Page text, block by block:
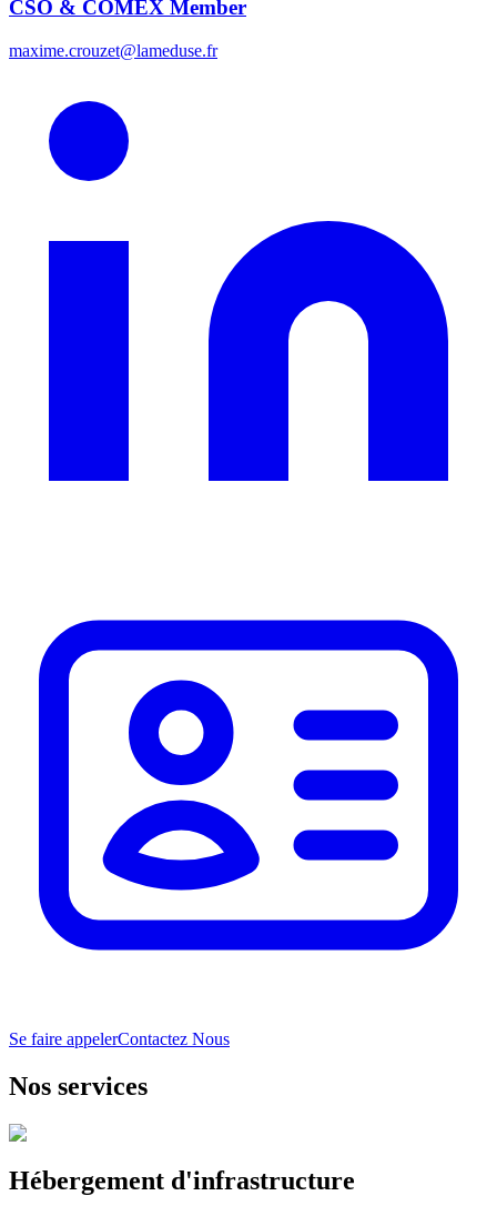
CSO & COMEX Member
maxime.crouzet@lameduse.fr
Se faire appelerContactez Nous
Nos services
Hébergement d'infrastructure